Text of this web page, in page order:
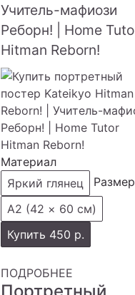
Учитель-мафиози
Реборн! | Home
Hitman Reborn!
Материал
Яркий глянец
Размер
А2 (42 × 60 см)
Купить 450 р.
ПОДРОБНЕЕ